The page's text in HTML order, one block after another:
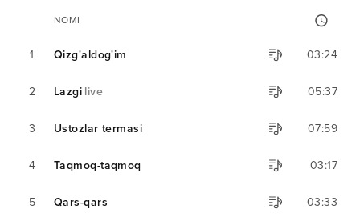
NOMI
1 Qizg'aldog'im 03:24
2 Lazgi live 05:37
3 Ustozlar termasi 07:59
4 Taqmoq-taqmoq 03:17
5 Qars-qars 03:33